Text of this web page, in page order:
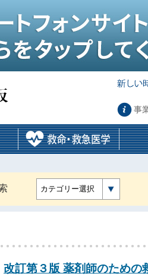
事
カテゴリー選択
改訂第３版 薬剤師のための